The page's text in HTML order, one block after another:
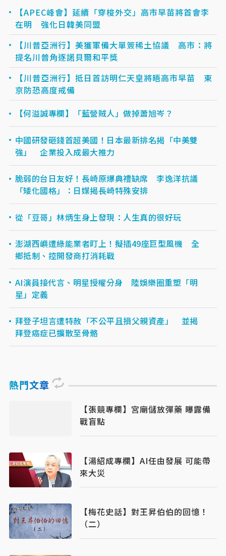
【APEC峰會】延續「穿梭外交」高市早苗將首會李
在明 強化日韓美同盟
【川普亞洲行】美獲軍備大單簽稀土協議 高市：將
提名川普角逐諾貝爾和平獎
【川普亞洲行】抵日首訪明仁天皇將晤高市早苗 東
京防恐高度戒備
【何溢誠專欄】「藍營賊人」做掉蕭旭岑？
中國研發砸錢首超美國！日本最新排名揭「中美雙
強」 企業投入成最大推力
脆弱的台日友好！長崎原爆典禮缺席 李逸洋抗議
「矮化國格」：日媒揭長崎特殊安排
從「豆哥」林炳生身上發現：人生真的很好玩
澎湖西嶼遭綠能業者盯上！擬插49座巨型風機 全
鄉抵制、控開發商打消耗戰
AI演員接代言、明星授權分身 陸娛樂圈重塑「明
星」定義
拜登子坦言遭特赦「不公平且損父親資產」 並揭
拜登癌症已擴散至骨骼
熱門文章
【張競專欄】宮廟儲放彈藥 曝露備
戰盲點
【湯紹成專欄】AI任由發展 可能帶
來大災
【梅花史話】對王昇伯伯的回憶！
（二）